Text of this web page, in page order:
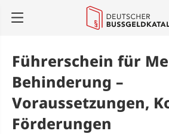
Führerschein für
Behinderung –
Voraussetzungen,
Förderungen